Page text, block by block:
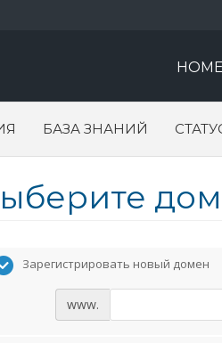
HOME
БАЗА ЗНАНИЙ
Зарегистрировать новый домен
www.